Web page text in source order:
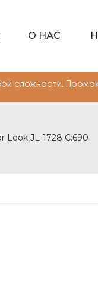
О НАС
Look JL-1728 C:690